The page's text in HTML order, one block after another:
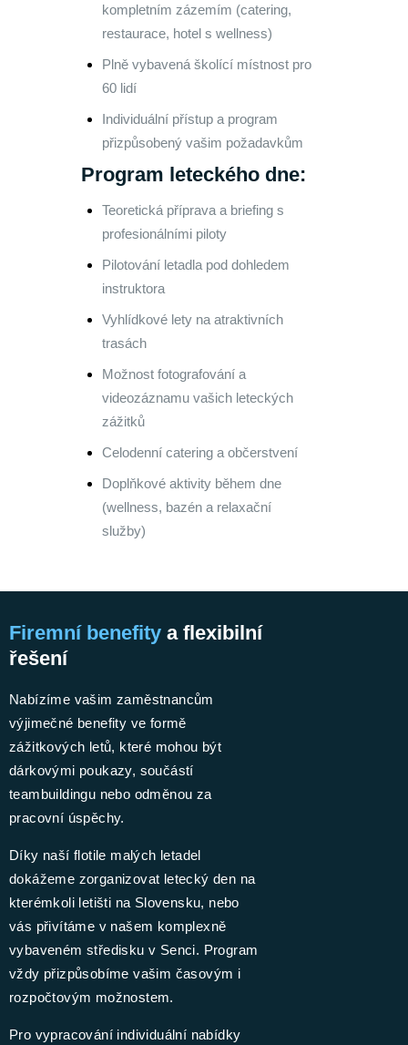
kompletním zázemím (catering,
restaurace, hotel s wellness)
Plně vybavená školící místnost pro
60 lidí
Individuální přístup a program
přizpůsobený vašim požadavkům
Program leteckého dne:
Teoretická příprava a briefing s
profesionálními piloty
Pilotování letadla pod dohledem
instruktora
Vyhlídkové lety na atraktivních
trasách
Možnost fotografování a
videozáznamu vašich leteckých
zážitků
Celodenní catering a občerstvení
Doplňkové aktivity během dne
(wellness, bazén a relaxační
služby)
Firemní benefity a flexibilní
řešení
Nabízíme vašim zaměstnancům
výjimečné benefity ve formě
zážitkových letů, které mohou být
dárkovými poukazy, součástí
teambuildingu nebo odměnou za
pracovní úspěchy.
Díky naší flotile malých letadel
dokážeme zorganizovat letecký den na
kterémkoli letišti na Slovensku, nebo
vás přivítáme v našem komplexně
vybaveném středisku v Senci. Program
vždy přizpůsobíme vašim časovým i
rozpočtovým možnostem.
Pro vypracování individuální nabídky